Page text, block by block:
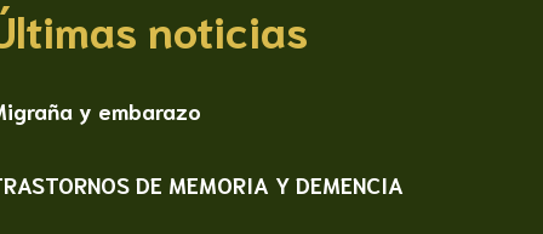
noticias
y embarazo
DE MEMORIA Y DEMENCIA